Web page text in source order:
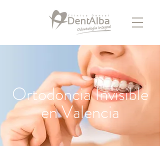
Ortodoncia Invisible
en Valencia